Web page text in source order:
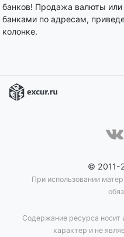
банков! Продажа валюты или
банками по адресам,
колонке.
© 2011-
При использовании
Содержание ресурса
характер и не